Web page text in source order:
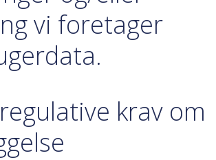
vi foretager
krav om